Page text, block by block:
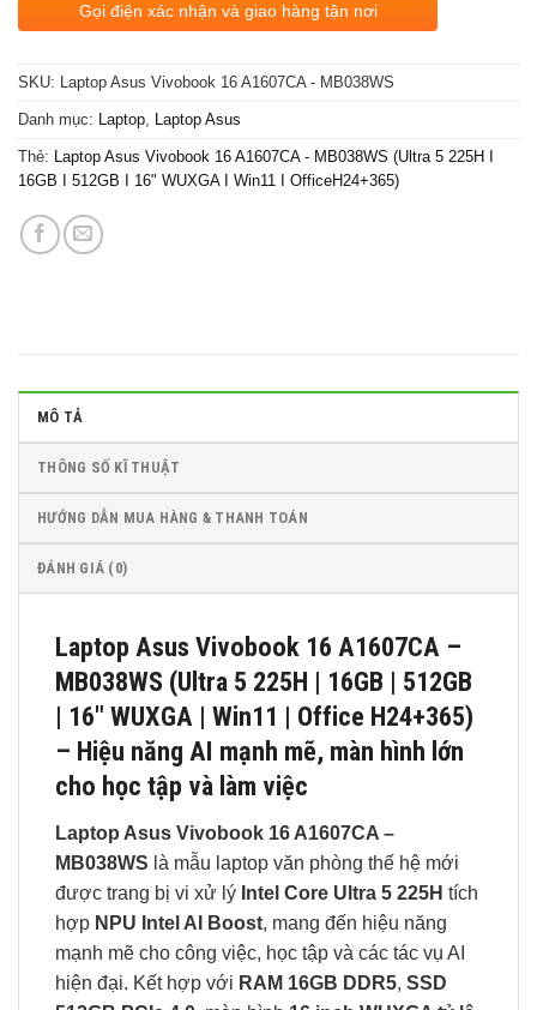
Gọi điện xác nhận và giao hàng tận nơi
SKU: Laptop Asus Vivobook 16 A1607CA - MB038WS
Danh mục: Laptop, Laptop Asus
Thẻ: Laptop Asus Vivobook 16 A1607CA - MB038WS (Ultra 5 225H I
16GB I 512GB I 16" WUXGA I Win11 I OfficeH24+365)
MÔ TẢ
THÔNG SỐ KĨ THUẬT
HƯỚNG DẪN MUA HÀNG & THANH TOÁN
ĐÁNH GIÁ (0)
Laptop Asus Vivobook 16 A1607CA –
MB038WS (Ultra 5 225H | 16GB | 512GB
| 16″ WUXGA | Win11 | Office H24+365)
– Hiệu năng AI mạnh mẽ, màn hình lớn
cho học tập và làm việc
Laptop Asus Vivobook 16 A1607CA –
MB038WS là mẫu laptop văn phòng thế hệ mới
được trang bị vi xử lý Intel Core Ultra 5 225H tích
hợp NPU Intel AI Boost, mang đến hiệu năng
mạnh mẽ cho công việc, học tập và các tác vụ AI
hiện đại. Kết hợp với RAM 16GB DDR5, SSD